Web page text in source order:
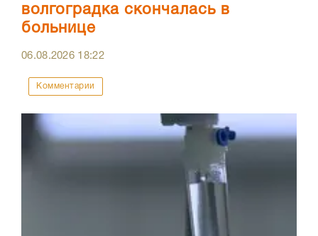
волгоградка скончалась в
больнице
06.08.2026 18:22
Комментарии